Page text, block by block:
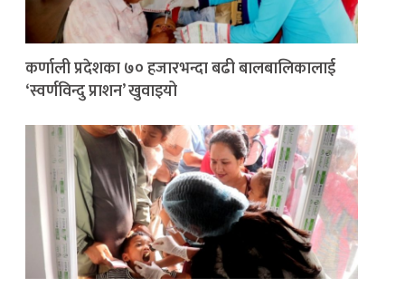
कर्णाली प्रदेशका ७० हजारभन्दा बढी बालबालिकालाई
‘स्वर्णविन्दु प्राशन’ खुवाइयो